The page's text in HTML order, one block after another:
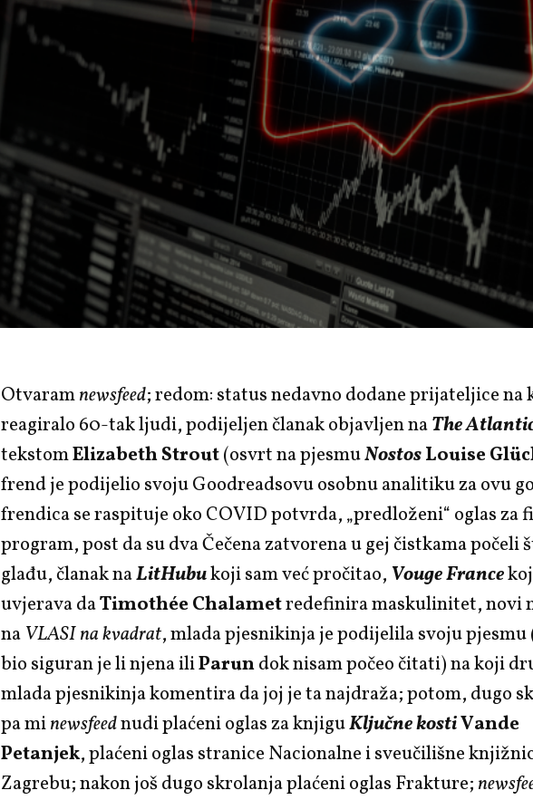
Otvaramnewsfeed; redom: status nedavno dodane prijateljice na
reagiralo 60-tak ljudi, podijeljen članak objavljen naThe
tekstomElizabeth Strout(osvrt na pjesmuNostosLouise
frend je podijelio svoju Goodreadsovu osobnu analitiku za ovu
frendica se raspituje oko COVID potvrda, „predloženi“ oglas za
program, post da su dva Čečena zatvorena u gej čistkama počeli
glađu, članak naLitHubukoji sam već pročitao, Vouge France
uvjerava daTimothée Chalametredefinira maskulinitet, novi
na VLASI na kvadrat, mlada pjesnikinja je podijelila svoju pjesmu
bio siguran je li njena iliParundok nisam počeo čitati) na koji
mlada pjesnikinja komentira da joj je ta najdraža; potom, dugo
pa minewsfeednudi plaćeni oglas za knjiguKljučne kostiVande
Petanjek, plaćeni oglas stranice Nacionalne i sveučilišne
Zagrebu; nakon još dugo skrolanja plaćeni oglas Frakture;